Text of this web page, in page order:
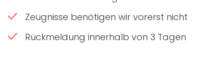
Zeugnisse benötigen wir vorerst nicht
Rückmeldung innerhalb von 3 Tagen